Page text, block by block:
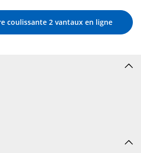
coulissante 2 vantaux en ligne